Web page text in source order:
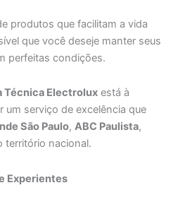
produtos que facilitam a vida
que você deseje manter seus
perfeitas condições.
Técnica Electrolux está à
um serviço de excelência que
São Paulo,ABC Paulista,
território nacional.
Experientes